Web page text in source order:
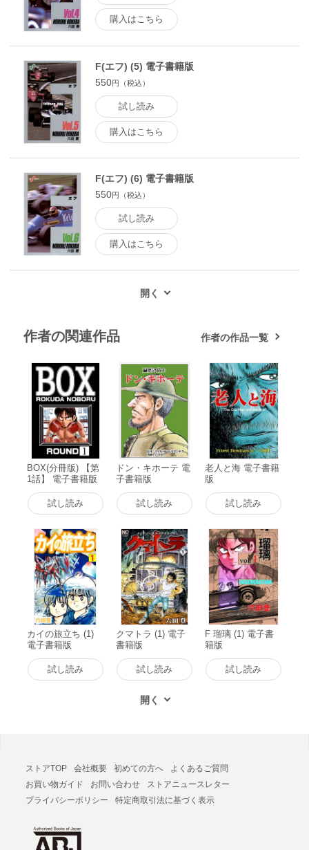
購入はこちら
F(エフ) (5) 電子書籍版
550円（税込）
試し読み
購入はこちら
F(エフ) (6) 電子書籍版
550円（税込）
試し読み
購入はこちら
作者の関連作品 作者の作品一覧
BOX(分冊版) 【第
1話】 電子書籍版
試し読み
ドン・キホーテ 電
子書籍版
試し読み
老人と海 電子書籍
版
試し読み
カイの旅立ち (1)
電子書籍版
試し読み
クマトラ (1) 電子
書籍版
試し読み
F 瑠璃 (1) 電子書
籍版
試し読み
ストアTOP 会社概要 初めての方へ
よくあるご質問
お買い物ガイド
お問い合わせ
ストアニュースレター
プライバシーポリシー
特定商取引法に基づく表示